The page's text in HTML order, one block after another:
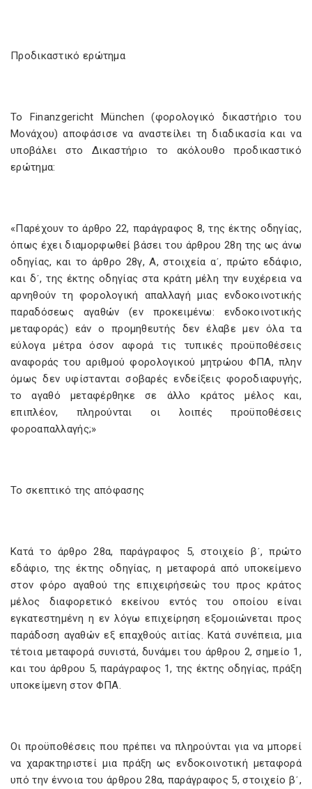
Προδικαστικό ερώτημα
Το Finanzgericht München (φορολογικό δικαστήριο του
Μονάχου) αποφάσισε να αναστείλει τη διαδικασία και να
υποβάλει στο Δικαστήριο το ακόλουθο προδικαστικό
ερώτημα:
«Παρέχουν το άρθρο 22, παράγραφος 8, της έκτης οδηγίας,
όπως έχει διαμορφωθεί βάσει του άρθρου 28η της ως άνω
οδηγίας, και το άρθρο 28γ, Α, στοιχεία αʹ, πρώτο εδάφιο,
και δʹ, της έκτης οδηγίας στα κράτη μέλη την ευχέρεια να
αρνηθούν τη φορολογική απαλλαγή μιας ενδοκοινοτικής
παραδόσεως αγαθών (εν προκειμένω: ενδοκοινοτικής
μεταφοράς) εάν ο προμηθευτής δεν έλαβε μεν όλα τα
εύλογα μέτρα όσον αφορά τις τυπικές προϋποθέσεις
αναφοράς του αριθμού φορολογικού μητρώου ΦΠΑ, πλην
όμως δεν υφίστανται σοβαρές ενδείξεις φοροδιαφυγής,
το αγαθό μεταφέρθηκε σε άλλο κράτος μέλος και,
επιπλέον, πληρούνται οι λοιπές προϋποθέσεις
φοροαπαλλαγής;»
Το σκεπτικό της απόφασης
Κατά το άρθρο 28α, παράγραφος 5, στοιχείο βʹ, πρώτο
εδάφιο, της έκτης οδηγίας, η μεταφορά από υποκείμενο
στον φόρο αγαθού της επιχειρήσεώς του προς κράτος
μέλος διαφορετικό εκείνου εντός του οποίου είναι
εγκατεστημένη η εν λόγω επιχείρηση εξομοιώνεται προς
παράδοση αγαθών εξ επαχθούς αιτίας. Κατά συνέπεια, μια
τέτοια μεταφορά συνιστά, δυνάμει του άρθρου 2, σημείο 1,
και του άρθρου 5, παράγραφος 1, της έκτης οδηγίας, πράξη
υποκείμενη στον ΦΠΑ.
Οι προϋποθέσεις που πρέπει να πληρούνται για να μπορεί
να χαρακτηριστεί μια πράξη ως ενδοκοινοτική μεταφορά
υπό την έννοια του άρθρου 28α, παράγραφος 5, στοιχείο βʹ,